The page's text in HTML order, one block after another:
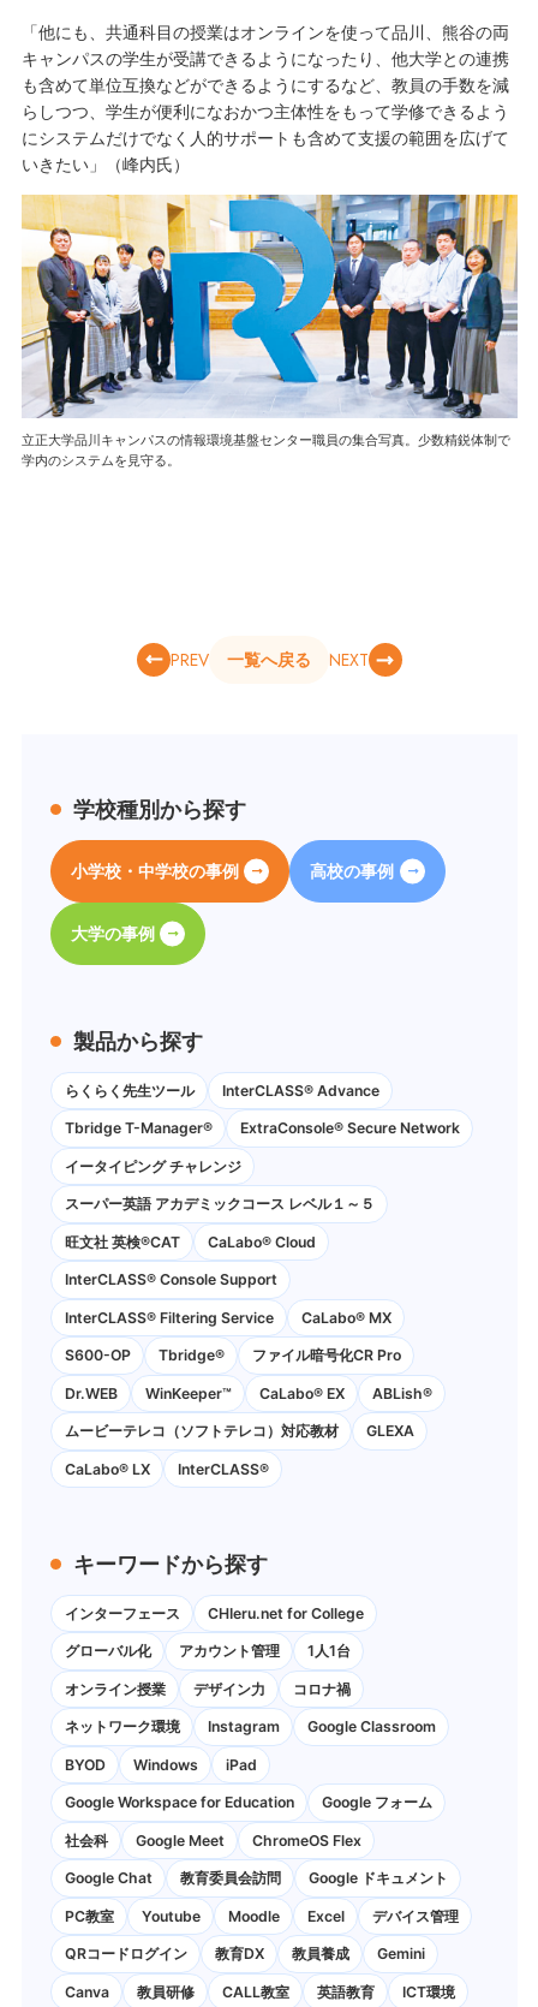
「他にも、共通科目の授業はオンラインを使って品川、熊谷の両
キャンパスの学生が受講できるようになったり、他大学との連携
も含めて単位互換などができるようにするなど、教員の手数を減
らしつつ、学生が便利になおかつ主体性をもって学修できるよう
にシステムだけでなく人的サポートも含めて支援の範囲を広げて
いきたい」（峰内氏）
立正大学品川キャンパスの情報環境基盤センター職員の集合写真。少数精鋭体制で
学内のシステムを見守る。
PREV 一覧へ戻る NEXT
学校種別から探す
小学校・中学校の事例 高校の事例
大学の事例
製品から探す
らくらく先生ツール InterCLASS® Advance
Tbridge T-Manager® ExtraConsole® Secure Network
イータイピング チャレンジ
スーパー英語 アカデミックコース レベル１～５
旺文社 英検®CAT CaLabo®︎ Cloud
InterCLASS®︎ Console Support
InterCLASS®︎ Filtering Service CaLabo® MX
S600-OP Tbridge® ファイル暗号化CR Pro
Dr.WEB WinKeeper™ CaLabo® EX ABLish®
ムービーテレコ（ソフトテレコ）対応教材 GLEXA
CaLabo® LX InterCLASS®
キーワードから探す
インターフェース CHIeru.net for College
グローバル化 アカウント管理 1人1台
オンライン授業 デザイン力 コロナ禍
ネットワーク環境 Instagram Google Classroom
BYOD Windows iPad
Google Workspace for Education Google フォーム
社会科 Google Meet ChromeOS Flex
Google Chat 教育委員会訪問 Google ドキュメント
PC教室 Youtube Moodle Excel デバイス管理
QRコードログイン 教育DX 教員養成 Gemini
Canva 教員研修 CALL教室 英語教育 ICT環境